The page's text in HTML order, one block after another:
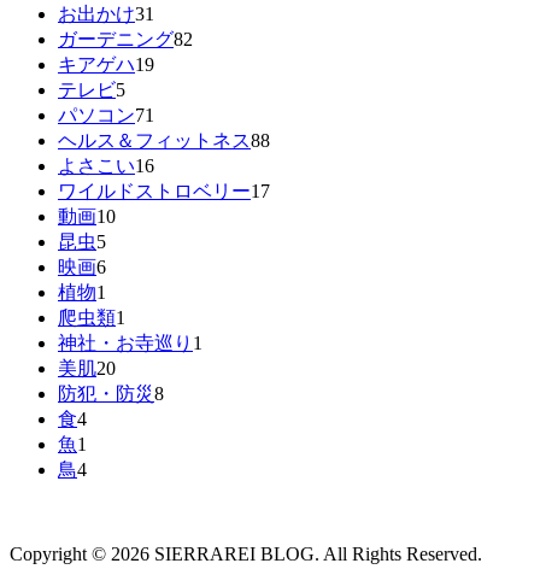
お出かけ31
ガーデニング82
キアゲハ19
テレビ5
パソコン71
ヘルス＆フィットネス88
よさこい16
ワイルドストロベリー17
動画10
昆虫5
映画6
植物1
爬虫類1
神社・お寺巡り 1
美肌20
防犯・防災8
食4
魚1
鳥4
Copyright © 2026 SIERRAREI BLOG. All Rights Reserved.